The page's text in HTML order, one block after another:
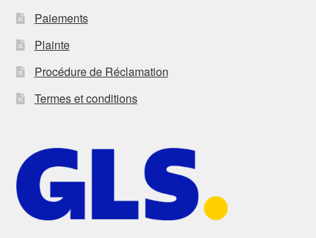
Paiements
Plainte
Procédure de Réclamation
Termes et conditions